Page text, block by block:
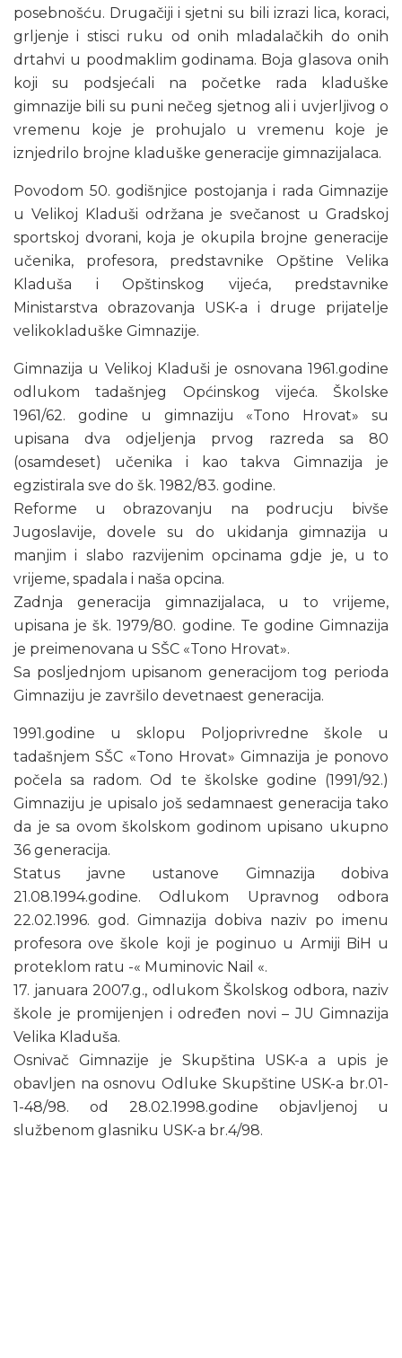
posebnošću. Drugačiji i sjetni su bili izrazi lica, koraci,
grljenje i stisci ruku od onih mladalačkih do onih
drtahvi u poodmaklim godinama. Boja glasova onih
koji su podsjećali na početke rada kladuške
gimnazije bili su puni nečeg sjetnog ali i uvjerljivog o
vremenu koje je prohujalo u vremenu koje je
iznjedrilo brojne kladuške generacije gimnazijalaca.
Povodom 50. godišnjice postojanja i rada Gimnazije
u Velikoj Kladuši održana je svečanost u Gradskoj
sportskoj dvorani, koja je okupila brojne generacije
učenika, profesora, predstavnike Opštine Velika
Kladuša i Opštinskog vijeća, predstavnike
Ministarstva obrazovanja USK-a i druge prijatelje
velikokladuške Gimnazije.
Gimnazija u Velikoj Kladuši je osnovana 1961.godine
odlukom tadašnjeg Općinskog vijeća. Školske
1961/62. godine u gimnaziju «Tono Hrovat» su
upisana dva odjeljenja prvog razreda sa 80
(osamdeset) učenika i kao takva Gimnazija je
egzistirala sve do šk. 1982/83. godine.
Reforme u obrazovanju na podrucju bivše
Jugoslavije, dovele su do ukidanja gimnazija u
manjim i slabo razvijenim opcinama gdje je, u to
vrijeme, spadala i naša opcina.
Zadnja generacija gimnazijalaca, u to vrijeme,
upisana je šk. 1979/80. godine. Te godine Gimnazija
je preimenovana u SŠC «Tono Hrovat».
Sa posljednjom upisanom generacijom tog perioda
Gimnaziju je završilo devetnaest generacija.
1991.godine u sklopu Poljoprivredne škole u
tadašnjem SŠC «Tono Hrovat» Gimnazija je ponovo
počela sa radom. Od te školske godine (1991/92.)
Gimnaziju je upisalo još sedamnaest generacija tako
da je sa ovom školskom godinom upisano ukupno
36 generacija.
Status javne ustanove Gimnazija dobiva
21.08.1994.godine. Odlukom Upravnog odbora
22.02.1996. god. Gimnazija dobiva naziv po imenu
profesora ove škole koji je poginuo u Armiji BiH u
proteklom ratu -« Muminovic Nail «.
17. januara 2007.g., odlukom Školskog odbora, naziv
škole je promijenjen i određen novi – JU Gimnazija
Velika Kladuša.
Osnivač Gimnazije je Skupština USK-a a upis je
obavljen na osnovu Odluke Skupštine USK-a br.01-
1-48/98. od 28.02.1998.godine objavljenoj u
službenom glasniku USK-a br.4/98.